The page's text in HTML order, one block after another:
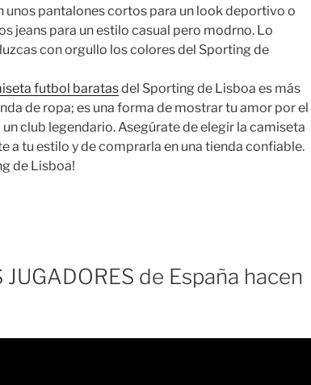
unos pantalones cortos para un look deportivo o
jeans para un estilo casual pero modrno. Lo
con orgullo los colores del Sporting de
futbol baratasdel Sporting de Lisboa es más
de ropa; es una forma de mostrar tu amor por el
club legendario. Asegúrate de elegir la camiseta
a tu estilo y de comprarla en una tienda confiable.
de Lisboa!
JUGADORES de España hacen